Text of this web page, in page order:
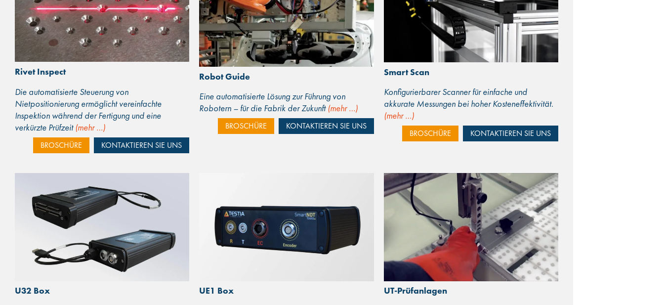
Rivet Inspect
Die automatisierte Steuerung von
Nietpositionierung ermöglicht vereinfachte
Inspektion während der Fertigung und eine
verkürzte Prüfzeit (mehr …)
BROSCHÜRE KONTAKTIEREN SIE UNS
Robot Guide
Eine automatisierte Lösung zur Führung von
Robotern – für die Fabrik der Zukunft(mehr …)
BROSCHÜRE KONTAKTIEREN SIE UNS
Smart Scan
Konfigurierbarer Scanner für einfache und
akkurate Messungen bei hoher Kosteneffektivität.
(mehr …)
BROSCHÜRE KONTAKTIEREN SIE UNS
U32 Box
UE1 Box
UT-Prüfanlagen